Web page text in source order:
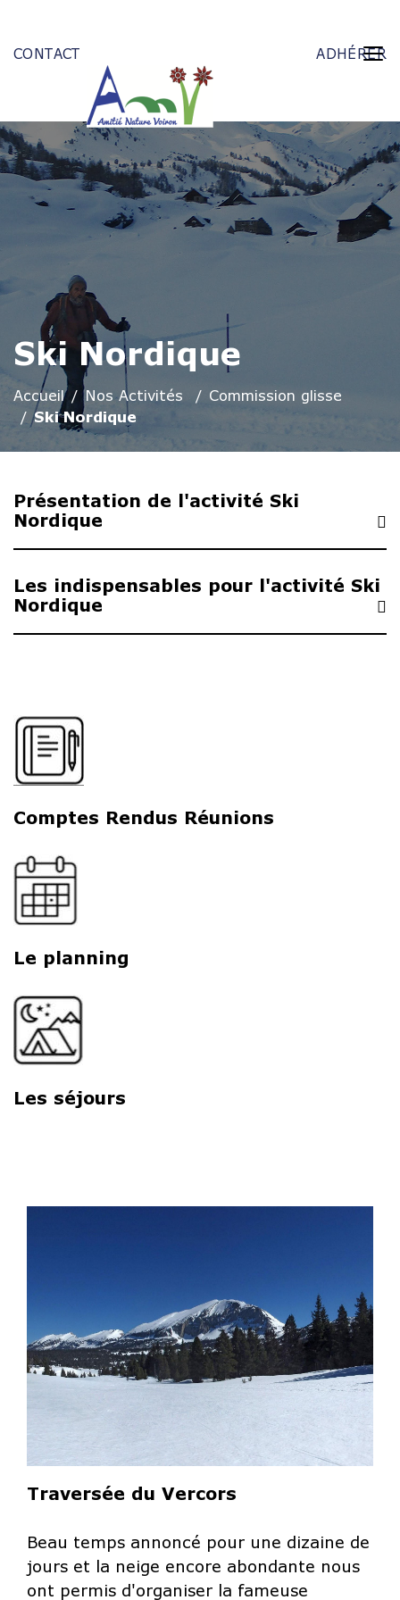
CONTACT ADHÉRER
Ski Nordique
Accueil Nos Activités
Commission glisse
Ski Nordique
Présentation de l'activité Ski
Nordique
Les indispensables pour l'activité Ski
Nordique
Comptes Rendus Réunions
Le planning
Les séjours
Traversée du Vercors
Beau temps annoncé pour une dizaine de
jours et la neige encore abondante nous
ont permis d'organiser la fameuse